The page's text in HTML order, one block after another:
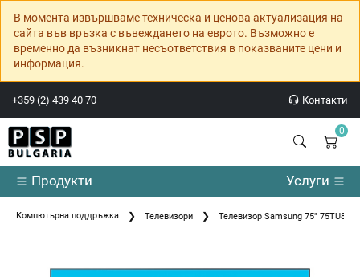
В момента извършваме техническа и ценова актуализация на
сайта във връзка с въвеждането на еврото. Възможно е
временно да възникнат несъответствия в показваните цени и
информация.
+359 (2) 439 40 70 Контакти
0
Продукти Услуги
Компютърна поддръжка Телевизори Телевизор Samsung 75"